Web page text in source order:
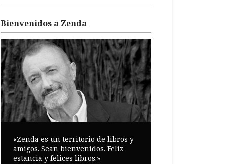
Bienvenidos a Zenda
«Zenda es un territorio de libros y
amigos. Sean bienvenidos. Feliz
estancia y felices libros.»